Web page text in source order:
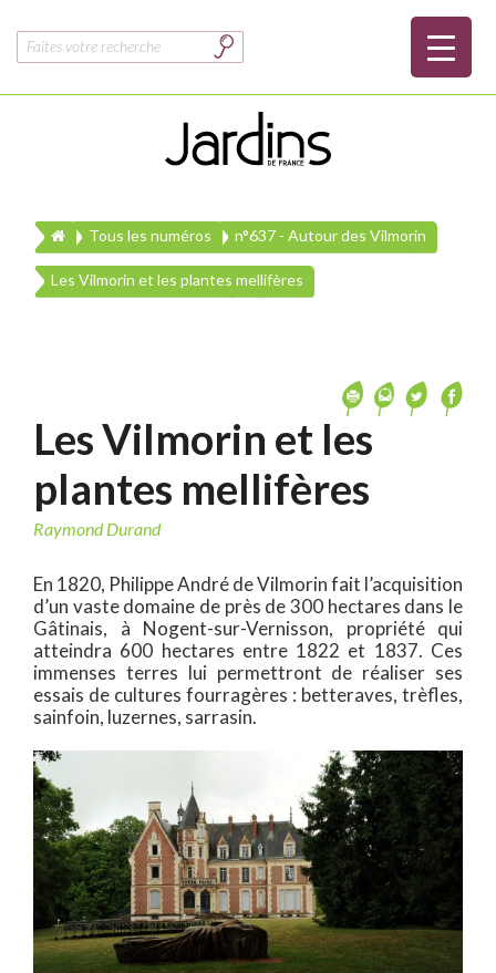
Rechercher :
Tous les numéros n°637 - Autour des Vilmorin
Les Vilmorin et les plantes mellifères
Les Vilmorin et les
plantes mellifères
Raymond Durand
En 1820, Philippe André de Vilmorin fait l’acquisition
d’un vaste domaine de près de 300 hectares dans le
Gâtinais, à Nogent-sur-Vernisson, propriété qui
atteindra 600 hectares entre 1822 et 1837. Ces
immenses terres lui permettront de réaliser ses
essais de cultures fourragères : betteraves, trèfles,
sainfoin, luzernes, sarrasin.